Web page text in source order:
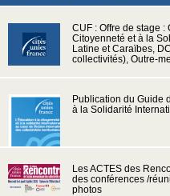
CUF : Offre de stage :
Citoyenneté et à la
Latine et Caraïbes,
collectivités), Outre-
Publication du Guide
à la Solidarité
Les ACTES des
des conférences /
photos